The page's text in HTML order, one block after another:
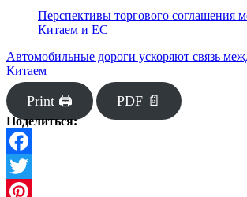
Перспективы торгового соглашения
Китаем и ЕС
Автомобильные дороги ускоряют связь
Китаем
Print 🖨 PDF 📄
Поделиться:
Facebook
Twitter